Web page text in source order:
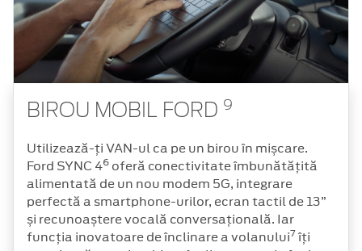
BIROU MOBIL FORD 9
Utilizează-ți VAN-ul ca pe un birou în mișcare.
Ford SYNC 46 oferă conectivitate îmbunătățită
alimentată de un nou modem 5G, integrare
perfectă a smartphone-urilor, ecran tactil de 13”
și recunoaștere vocală conversațională. Iar
funcția inovatoare de înclinare a volanului7îți